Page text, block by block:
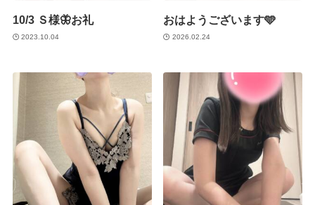
10/3 Ｓ様🦋お礼
2023.10.04
おはようございます🩵
2026.02.24